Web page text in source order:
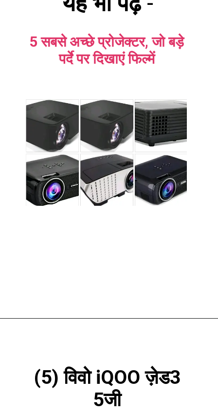
5 सबसे अच्छे प्रोजेक्टर, जो बड़े
पर्दे पर दिखाएं फिल्में
(5) विवो iQOO ज़ेड3
5जी